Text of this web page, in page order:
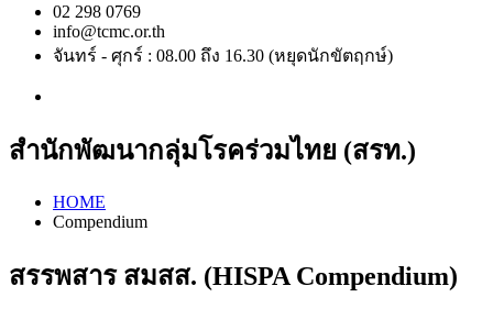
02 298 0769
info@tcmc.or.th
จันทร์ - ศุกร์ : 08.00 ถึง 16.30 (หยุดนักขัตฤกษ์)
สำนักพัฒนากลุ่มโรคร่วมไทย (สรท.)
HOME
Compendium
สรรพสาร สมสส. (HISPA Compendium)